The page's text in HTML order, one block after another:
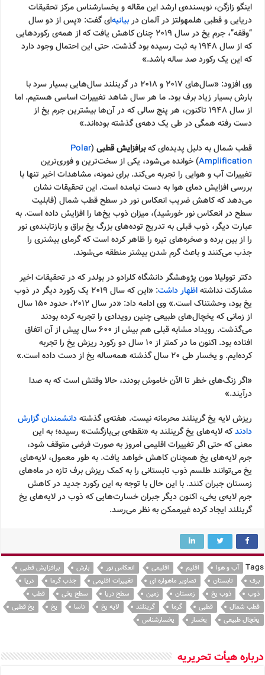
اینگو زازگن، نویسنده‌ی ارشد این مقاله و یخسارشناس مرکز تحقیقات
دریایی و قطبی هلمهولتز در آلمان دربیانیه‌ای گفت: «پس از دو سال
“وقفه”، جرم یخ در سال ۲۰۱۹ چنان کاهش یافت که از همه‌ی رکوردهایی
که از سال ۱۹۴۸ به ثبت رسیده بود گذشت. حتی این احتمال وجود دارد
که این یک رکورد صد ساله باشد.»
وی افزود: «سال‌های ۲۰۱۷ و ۲۰۱۸ در گرینلند سال‌هایی بسیار سرد با
بارش بسیار زیاد برف بود. ما هر سال شاهد تغییرات اساسی هستیم. اما
از سال ۱۹۴۸ تاکنون، هر پنج سالی که در آن‌ها بیشترین جرم یخ از
دست رفته همگی در طی یک دهه‌ی گذشته بوده‌اند.»
قطب شمال به دلیل پدیده‌ای کهبرافزایش قطبی (
Polar
Amplification) خوانده می‌شود، یکی از سخت‌ترین و فوری‌ترین
تغییرات آب و هوایی را تجربه می‌کند. برای نمونه، مشاهدات اخیر تنها با
بررسی افزایش دمای هوا به دست نیامده است. این تحقیقات نشان
می‌دهد که کاهش ضریب انعکاس نور در سطح قطب شمال (قابلیت
سطح در انعکاس نور خورشید)، میزان ذوب یخ‌ها را افزایش داده است. به
عبارت دیگر، ذوب قبلی به تدریج توده‌های بزرگ یخ براق و بازتابنده‌ی نور
را از بین برده و صخره‌های تیره را ظاهر کرده است که گرمای بیشتری را
جذب می‌کنند و باعث گرم شدن بیشتر منطقه می‌شوند.
دکتر توولیلا مون پژوهشگر دانشگاه کلرادو در بولدر که در تحقیقات اخیر
مشارکت نداشتهاظهار داشت
: «این که سال ۲۰۱۹ یک رکورد دیگر در ذوب
یخ بود، وحشتناک است.» وی ادامه داد: «در سال ۲۰۱۲، حدود ۱۵۰ سال
از زمانی که یخچال‌های طبیعی چنین رویدادی را تجربه کرده بودند
می‌گذشت. رویداد مشابه قبلی هم بیش از ۶۰۰ سال پیش از آن اتفاق
افتاده بود. اکنون ما در کمتر از ۱۰ سال دو رکورد ریزش یخ را تجربه
کرده‌ایم. و یخسار طی ۲۰ سال گذشته همه‌ساله یخ از دست داده است.»
«اگر زنگ‌های خطر تا الآن خاموش بودند، حالا وقتش است که به صدا
درآیند.»
ریزش لایه یخ گرینلند محرمانه نیست. هفته‌ی گذشتهدانشمندان گزارش
دادندکه لایه‌های یخ گرینلند به «نقطه‌ی بی‌بازگشت» رسیده؛ به این
معنی که حتی اگر تغییرات اقلیمی امروز به صورت فرضی متوقف شود،
جرم لایه‌های یخ همچنان کاهش خواهد یافت. به طور معمول، لایه‌های
یخ می‌توانند طلسم ذوب تابستانی را به کمک ریزش برف تازه در ماه‌های
زمستان جبران کنند. با این حال با توجه به این رکورد جدید در کاهش
جرم لایه‌ی یخی، اکنون دیگر جبران خسارت‌هایی که ذوب در لایه‌های یخ
گرینلند ایجاد کرده غیرممکن به نظر می‌رسد.
Tags آب و هوا اقلیم اقلیمی انعکاس نور بارش
برافزایش قطبی
برف
تابستان تصاویر ماهواره ای تغییرات اقلیمی جذب گرما
دریا
ذوب
ذوب یخ زمستان زمین سطح دریا سطح یخی
قطب
قطب شمال
قطبی گرما گرینلند لایه یخ ناسا یخ
یخ قطبی
یخچال طبیعی
یخسار یخسارشناس
درباره هیأت تحریریه